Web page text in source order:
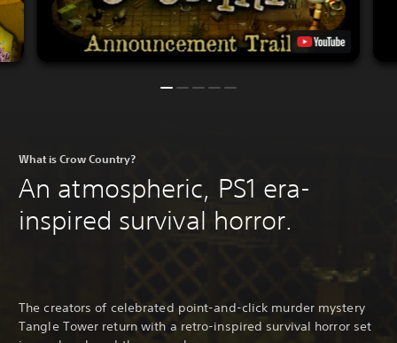
What is Crow Country?
An atmospheric, PS1 era-
inspired survival horror.
The creators of celebrated point-and-click murder mystery
Tangle Tower return with a retro-inspired survival horror set